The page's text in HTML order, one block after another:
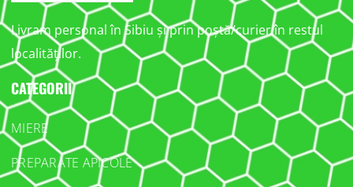
Livram personal în Sibiu și prin poștă/curier în restul
localităților.
CATEGORII
MIERE
PREPARATE APICOLE